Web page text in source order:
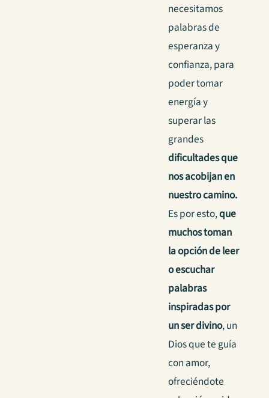
necesitamos
palabras de
esperanza y
confianza, para
poder tomar
energía y
superar las
grandes
dificultades que
nos acobijan en
nuestro camino.
Es por esto,que
muchos toman
la opción de leer
o escuchar
palabras
inspiradas por
un ser divino, un
Dios que te guía
con amor,
ofreciéndote